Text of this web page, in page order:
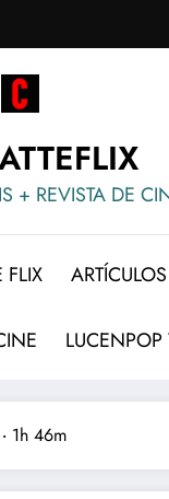
+ REVISTA DE
FLIX
1h 46m